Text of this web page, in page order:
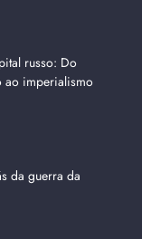
russo: Do
ao imperialismo
da guerra da